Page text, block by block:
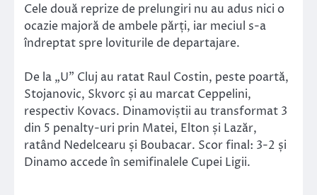
Cele două reprize de prelungiri nu au adus nici o
ocazie majoră de ambele părți, iar meciul s-a
îndreptat spre loviturile de departajare.
De la „U” Cluj au ratat Raul Costin, peste poartă,
Stojanovic, Skvorc și au marcat Ceppelini,
respectiv Kovacs. Dinamoviștii au transformat 3
din 5 penalty-uri prin Matei, Elton și Lazăr,
ratând Nedelcearu și Boubacar. Scor final: 3-2 și
Dinamo accede în semifinalele Cupei Ligii.